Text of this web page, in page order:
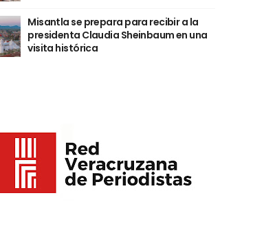
Misantla se prepara para recibir a la
presidenta Claudia Sheinbaum en una
visita histórica